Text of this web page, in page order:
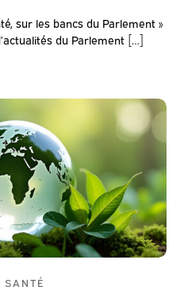
sur les bancs du Parlement »
du Parlement […]
SANTÉ